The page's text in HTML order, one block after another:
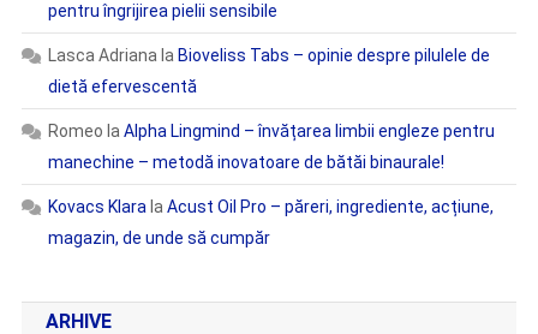
pentru îngrijirea pielii sensibile
Lasca Adriana la Bioveliss Tabs – opinie despre pilulele de
dietă efervescentă
Romeo la Alpha Lingmind – învățarea limbii engleze pentru
manechine – metodă inovatoare de bătăi binaurale!
Kovacs Klara la Acust Oil Pro – păreri, ingrediente, acțiune,
magazin, de unde să cumpăr
ARHIVE